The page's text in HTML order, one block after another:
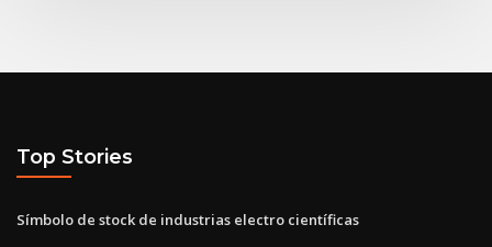
Top Stories
Símbolo de stock de industrias electro científicas